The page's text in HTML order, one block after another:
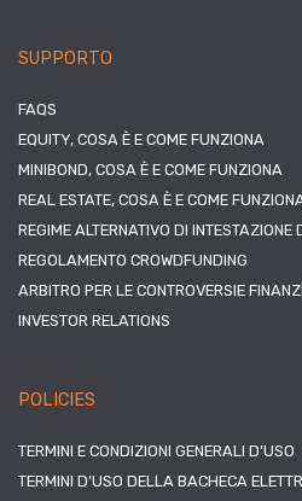
SUPPORTO
FAQS
EQUITY, COSA È E COME FUNZIONA
MINIBOND, COSA È E COME FUNZIONA
REAL ESTATE, COSA È E COME
REGIME ALTERNATIVO DI INTESTAZIONE
REGOLAMENTO CROWDFUNDING
ARBITRO PER LE CONTROVERSIE
INVESTOR RELATIONS
POLICIES
TERMINI E CONDIZIONI GENERALI D’USO
TERMINI D’USO DELLA BACHECA